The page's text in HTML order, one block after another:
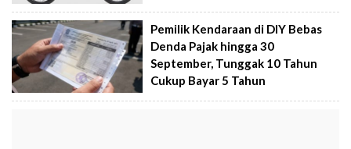
Pemilik Kendaraan di DIY Bebas
Denda Pajak hingga 30
September, Tunggak 10 Tahun
Cukup Bayar 5 Tahun